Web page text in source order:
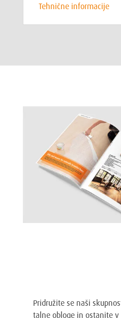
Tehnične informacije
Pridružite se naši
talne obloge in ostanite v